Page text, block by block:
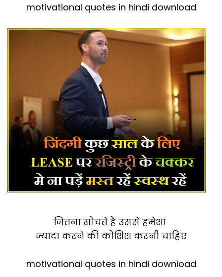
motivational quotes in hindi download
जितना सोचते है उससे हमेशा
ज्यादा करने की कोशिश करनी चाहिए
motivational quotes in hindi download